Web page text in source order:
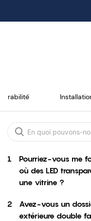
1
Pourriez-vous me
où des LED
une vitrine ?
2
Avez-vous un
extérieure double